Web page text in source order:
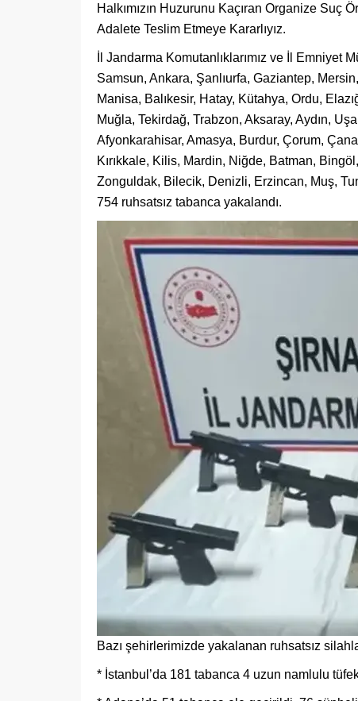
Halkımızın Huzurunu Kaçıran Organize Suç
Adalete Teslim Etmeye Kararlıyız.
İl Jandarma Komutanlıklarımız ve İl Emniyet
Samsun, Ankara, Şanlıurfa, Gaziantep,
Manisa, Balıkesir, Hatay, Kütahya, Ordu,
Muğla, Tekirdağ, Trabzon, Aksaray, Aydın,
Afyonkarahisar, Amasya, Burdur, Çorum,
Kırıkkale, Kilis, Mardin, Niğde, Batman,
Zonguldak, Bilecik, Denizli, Erzincan, Muş,
754 ruhsatsız tabanca yakalandı.
Bazı şehirlerimizde yakalanan ruhsatsız
* İstanbul’da 181 tabanca 4 uzun namlulu